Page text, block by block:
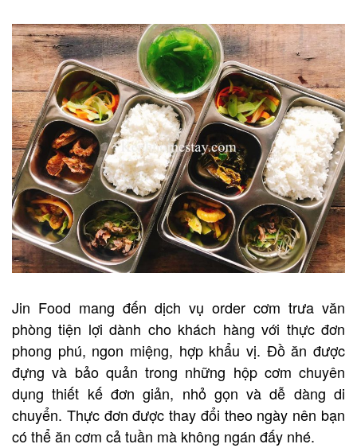
Jin Food mang đến dịch vụ order cơm trưa văn
phòng tiện lợi dành cho khách hàng với thực đơn
phong phú, ngon miệng, hợp khẩu vị. Đồ ăn được
đựng và bảo quản trong những hộp cơm chuyên
dụng thiết kế đơn giản, nhỏ gọn và dễ dàng di
chuyển. Thực đơn được thay đổi theo ngày nên bạn
có thể ăn cơm cả tuần mà không ngán đấy nhé.